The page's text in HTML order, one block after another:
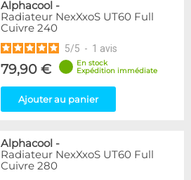
Alphacool -
Radiateur NexXxoS UT60 Full
Cuivre 240
5/5 - 1 avis
79,90 €
En stock
Expédition immédiate
Ajouter au panier
Alphacool -
Radiateur NexXxoS UT60 Full
Cuivre 280